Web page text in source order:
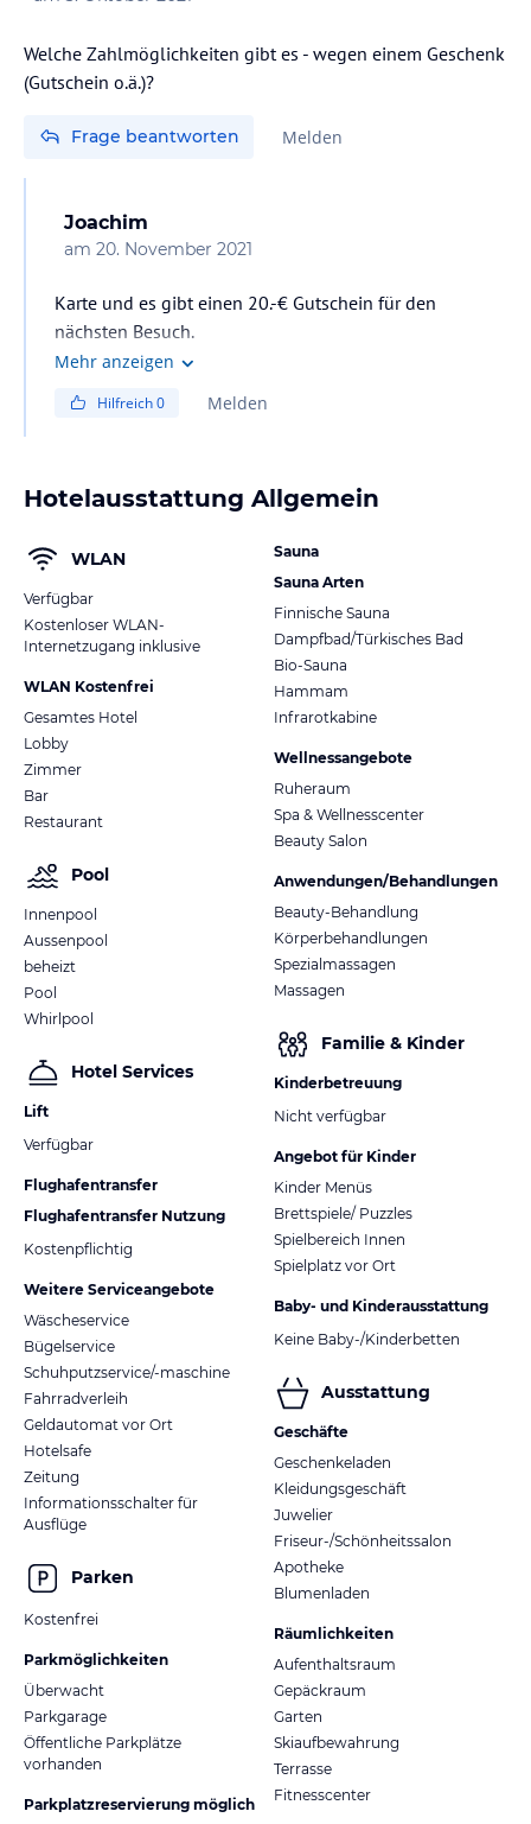
Welche Zahlmöglichkeiten gibt es - wegen einem Geschenk
(Gutschein o.ä.)?
Frage beantworten Melden
Joachim
am 20. November 2021
Karte und es gibt einen 20.-€ Gutschein für den
nächsten Besuch.
Mehr anzeigen
Hilfreich0 Melden
Hotelausstattung Allgemein
WLAN
Verfügbar
Kostenloser WLAN-
Internetzugang inklusive
WLAN Kostenfrei
Gesamtes Hotel
Lobby
Zimmer
Bar
Restaurant
Pool
Innenpool
Aussenpool
beheizt
Pool
Whirlpool
Hotel Services
Lift
Verfügbar
Flughafentransfer
Flughafentransfer Nutzung
Kostenpflichtig
Weitere Serviceangebote
Wäscheservice
Bügelservice
Schuhputzservice/-maschine
Fahrradverleih
Geldautomat vor Ort
Hotelsafe
Zeitung
Informationsschalter für
Ausflüge
Parken
Kostenfrei
Parkmöglichkeiten
Überwacht
Parkgarage
Öffentliche Parkplätze
vorhanden
Parkplatzreservierung möglich
Sauna
Sauna Arten
Finnische Sauna
Dampfbad/Türkisches Bad
Bio-Sauna
Hammam
Infrarotkabine
Wellnessangebote
Ruheraum
Spa & Wellnesscenter
Beauty Salon
Anwendungen/Behandlungen
Beauty-Behandlung
Körperbehandlungen
Spezialmassagen
Massagen
Familie & Kinder
Kinderbetreuung
Nicht verfügbar
Angebot für Kinder
Kinder Menüs
Brettspiele/ Puzzles
Spielbereich Innen
Spielplatz vor Ort
Baby- und Kinderausstattung
Keine Baby-/Kinderbetten
Ausstattung
Geschäfte
Geschenkeladen
Kleidungsgeschäft
Juwelier
Friseur-/Schönheitssalon
Apotheke
Blumenladen
Räumlichkeiten
Aufenthaltsraum
Gepäckraum
Garten
Skiaufbewahrung
Terrasse
Fitnesscenter